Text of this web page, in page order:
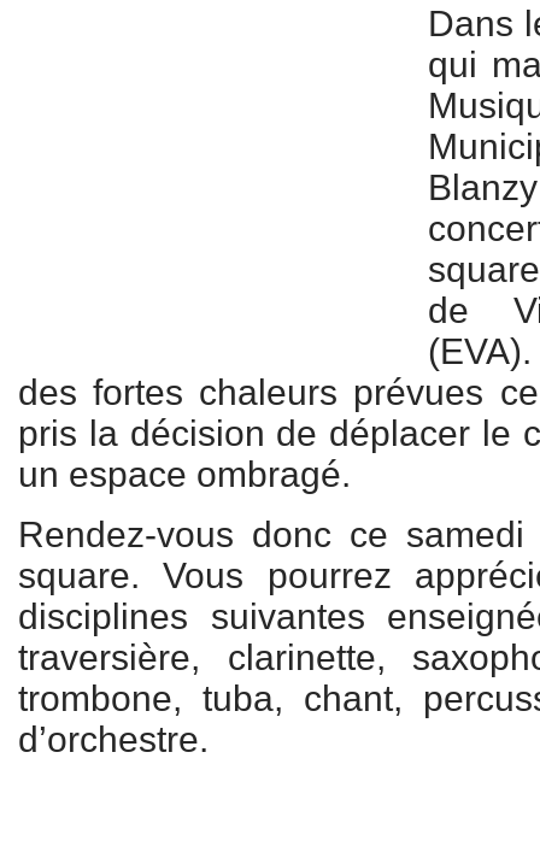
Dans
qui
de
des fortes chaleurs prévues
pris la décision de déplacer le
un espace ombragé.
Rendez-vous donc ce
square. Vous pourrez
disciplines suivantes
traversière, clarinette,
trombone, tuba, chant,
d’orchestre.